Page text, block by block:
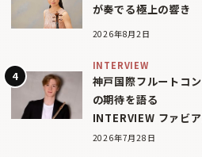
が奏でる極上の響き
2026年8月2日
INTERVIEW
神戸国際フルートコ
の期待を語る
INTERVIEW ファビ
2026年7月28日